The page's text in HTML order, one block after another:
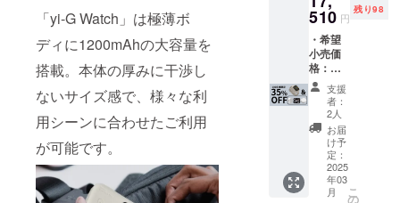
「yi-G Watch」は極薄ボ
ディに1200mAhの大容量を
搭載。本体の厚みに干渉し
ないサイズ感で、様々な利
用シーンに合わせたご利用
が可能です。
状況製
造工程
上の都
合等に
より出
荷時期
が遅れ
ること
がござ
いま
す。 ※
デザイ
ン・仕
様は変
44/45/4
6mm、
49mm
から選
択くだ
さい。
・キメ
ラケー
ブル or
多機能
ポーチ
「MAR
US」
（いず
イル
バッテ
リー
「yi-G
Watch
」×2 ※
カラー
は、グ
レーブ
ラッ
ク、オ
フホワ
イトか
ら選択
510 円
残り98
・希望
小売価
格：
26,940
円(税込)
より
35%OF
F ※日本
語取扱
説明書
及び商
品到着
支援
者：
2人
お届
け予
定：
2025
年03
月
こ
の